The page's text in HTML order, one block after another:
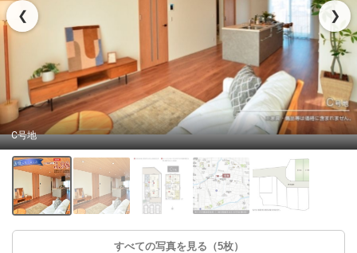
❮
C号地
❯
すべての写真を見る（5枚）